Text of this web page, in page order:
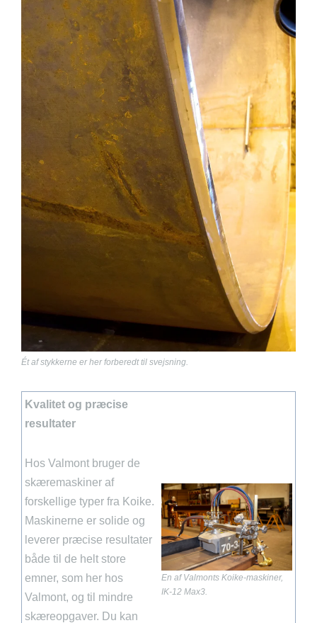
Ét af stykkerne er her forberedt til svejsning.
Kvalitet og præcise
resultater
Hos Valmont bruger de
skæremaskiner af
forskellige typer fra Koike.
Maskinerne er solide og
leverer præcise resultater
både til de helt store
emner, som her hos
Valmont, og til mindre
skæreopgaver. Du kan
En af Valmonts Koike-maskiner,
IK-12 Max3.